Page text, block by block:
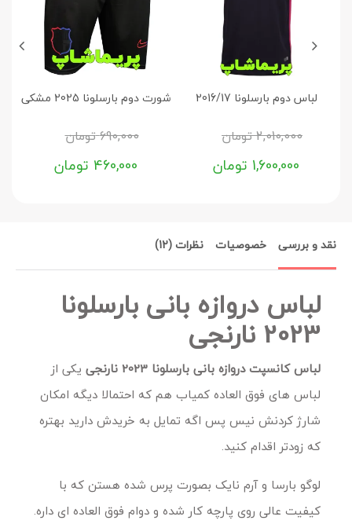
لباس دوم بارسلونا 2016/17
2,010,000تومان
1,600,000 تومان
شورت دوم بارسلونا 2025 مشکی
690,000تومان
460,000 تومان
نقد و بررسی خصوصیات نظرات (12)
لباس دروازه بانی بارسلونا
2023 نارنجی
لباس کانسپت دروازه بانی بارسلونا 2023 نارنجی
یکی از
لباس های فوق العاده کمیاب هم که احتمالا دیگه امکان
شارژ کردنش نیس پس اگه تمایل به خریدش دارید بهتره
که زودتر اقدام کنید.
لوگو بارسا و آرم نایک بصورت پرس شده هستن که با
کیفیت عالی روی پارچه کار شده و دوام فوق العاده ای داره.